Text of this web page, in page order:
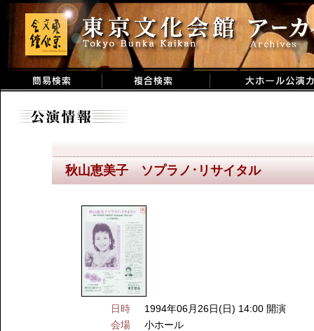
秋山恵美子 ソプラノ･リサイタル
日時
1994年06月26日(日) 14:00 開演
会場
小ホール